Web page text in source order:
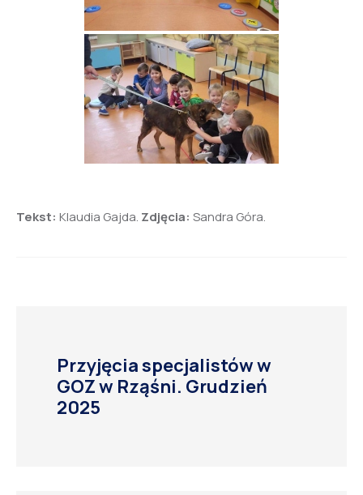
Tekst: Klaudia Gajda. Zdjęcia: Sandra Góra.
Przyjęcia specjalistów w
GOZ w Rząśni. Grudzień
2025